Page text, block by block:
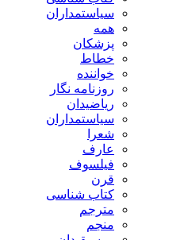
سیاستمداران
همه
پزشکان
خطاط
خواننده
روزنامه نگار
ریاضیدان
سیاستمداران
شعرا
عارف
فیلسوف
قرن
کتاب شناسی
مترجم
منجم